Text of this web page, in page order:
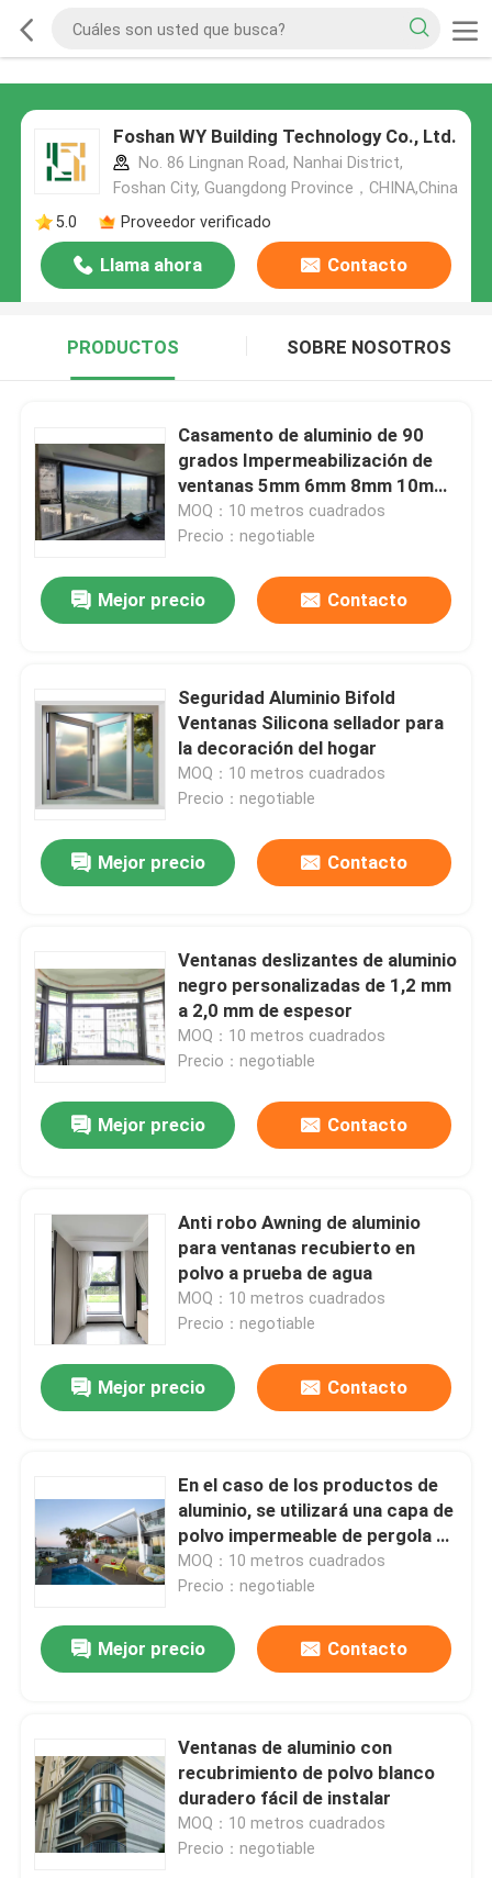
Foshan WY Building Technology Co., Ltd.
No. 86 Lingnan Road, Nanhai District,
Foshan City, Guangdong Province，CHINA,China
5.0
Proveedor verificado
Llama ahora Contacto
PRODUCTOS SOBRE NOSOTROS
Casamento de aluminio de 90
grados Impermeabilización de
ventanas 5mm 6mm 8mm 10mm
12mm espesor de vidrio
MOQ：10 metros cuadrados
Precio：negotiable
Mejor precio Contacto
Seguridad Aluminio Bifold
Ventanas Silicona sellador para
la decoración del hogar
MOQ：10 metros cuadrados
Precio：negotiable
Mejor precio Contacto
Ventanas deslizantes de aluminio
negro personalizadas de 1,2 mm
a 2,0 mm de espesor
MOQ：10 metros cuadrados
Precio：negotiable
Mejor precio Contacto
Anti robo Awning de aluminio
para ventanas recubierto en
polvo a prueba de agua
MOQ：10 metros cuadrados
Precio：negotiable
Mejor precio Contacto
En el caso de los productos de
aluminio, se utilizará una capa de
polvo impermeable de pergola de
aluminio para exteriores.
MOQ：10 metros cuadrados
Precio：negotiable
Mejor precio Contacto
Ventanas de aluminio con
recubrimiento de polvo blanco
duradero fácil de instalar
MOQ：10 metros cuadrados
Precio：negotiable